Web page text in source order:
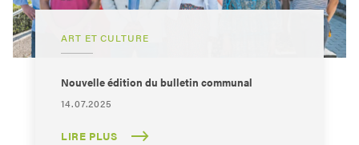
ART ET CULTURE
Nouvelle édition du bulletin communal
14.07.2025
LIRE PLUS